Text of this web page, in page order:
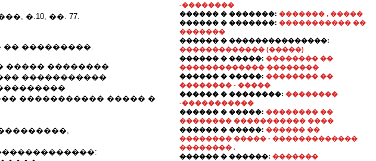
�.10, ��. 77.
���������.
����� ��������
�����������
����������� ����� �
-��������
������ � �������: ������� , �����
������ � �������: ����������� ��
�������
������ � ���������������:
������������� (�����)
������ � �����: �������� ��
������������� ��������
������ � �����: �������� ��
�������� - �����
������ � ��������: ��������
-�����������
������ � �����: �������� ��
�������� ����������� ����
������ � �����: ������ ��
�������� ����� - �������������
�������� .
������ � ������: �������